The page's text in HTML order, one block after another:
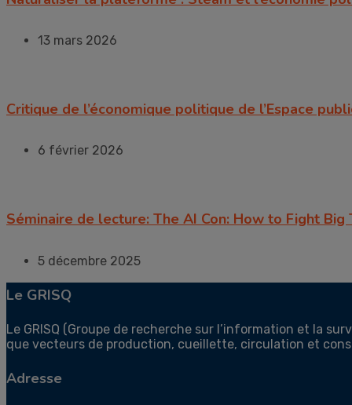
13 mars 2026
Critique de l’économique politique de l’Espace
6 février 2026
Séminaire de lecture: The AI Con: How to Fight
5 décembre 2025
Le GRISQ
Le GRISQ (Groupe de recherche sur l’information et la
que vecteurs de production, cueillette, circulation et
Adresse